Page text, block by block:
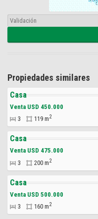
Propiedades similares
Casa
Venta USD 450.000
3
119 m2
Casa
Venta USD 475.000
3
200 m2
Casa
Venta USD 500.000
3
160 m2